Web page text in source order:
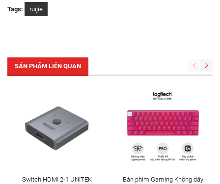
Tags: ruijie
SẢN PHẨM LIÊN QUAN
Switch HDMI 2-1 UNITEK
Bàn phím Gaming Không dây